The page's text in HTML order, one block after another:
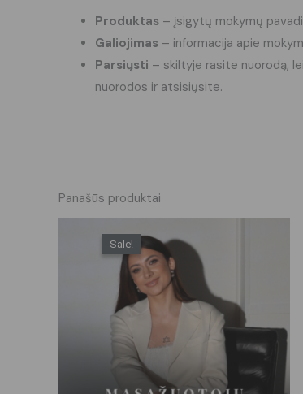
Produktas – įsigytų mokymų
Galiojimas – informacija apie
Parsiųsti – skiltyje rasite nuorodą,
nuorodos ir atsisiųsite.
Panašūs produktai
Sale!
Sale!
price
was:
€75.00.
price
is:
€37.50.